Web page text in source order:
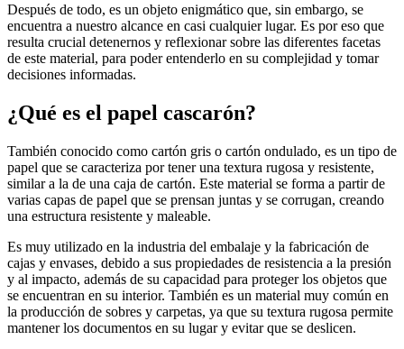
Después de todo, es un objeto enigmático que, sin embargo, se
encuentra a nuestro alcance en casi cualquier lugar. Es por eso que
resulta crucial detenernos y reflexionar sobre las diferentes facetas
de este material, para poder entenderlo en su complejidad y tomar
decisiones informadas.
¿Qué es el papel cascarón?
También conocido como cartón gris o cartón ondulado, es un tipo de
papel que se caracteriza por tener una textura rugosa y resistente,
similar a la de una caja de cartón. Este material se forma a partir de
varias capas de papel que se prensan juntas y se corrugan, creando
una estructura resistente y maleable.
Es muy utilizado en la industria del embalaje y la fabricación de
cajas y envases, debido a sus propiedades de resistencia a la presión
y al impacto, además de su capacidad para proteger los objetos que
se encuentran en su interior. También es un material muy común en
la producción de sobres y carpetas, ya que su textura rugosa permite
mantener los documentos en su lugar y evitar que se deslicen.